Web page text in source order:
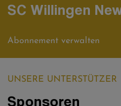
SC Willingen
Abonnement verwalten
UNSERE UNTERSTÜTZER
Sponsoren